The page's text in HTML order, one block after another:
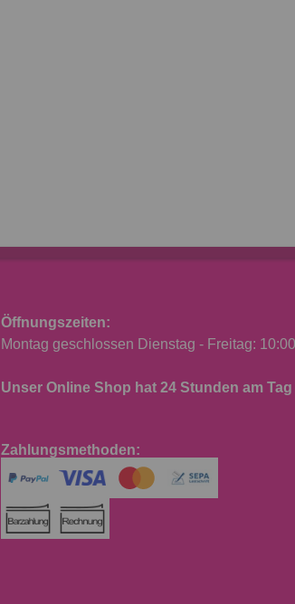
Öffnungszeiten:
Montag geschlossen Dienstag - Freitag:
Unser Online Shop hat 24 Stunden am
Zahlungsmethoden: